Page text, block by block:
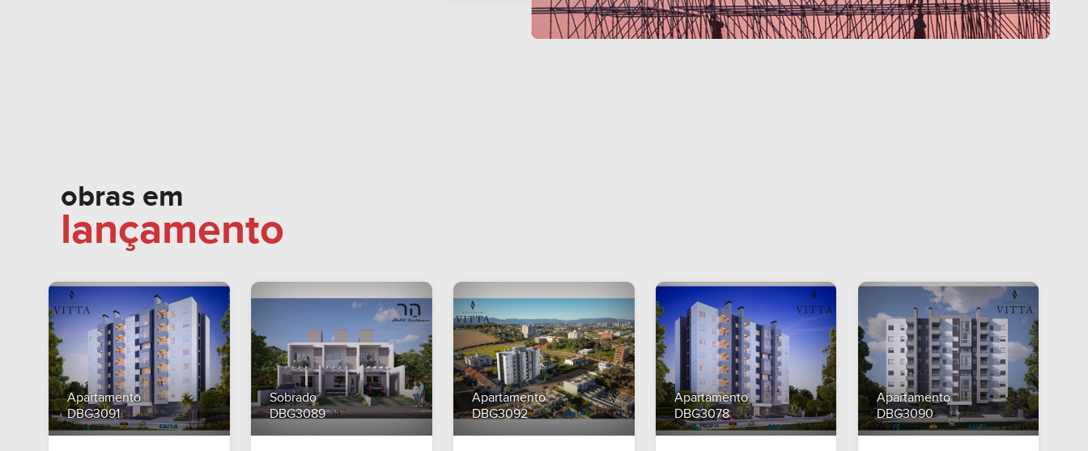
obras em
lançamento
Apartamento
DBG3091
Sobrado
DBG3089
Apartamento
DBG3092
Apartamento
DBG3078
Apartamento
DBG3090